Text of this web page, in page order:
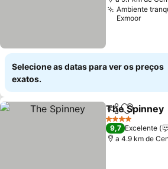
Ambiente
Exmoor
Selecione as datas para ver os preços
exatos.
Partilhar
The Spinney
4 Estrelas
9,7 Excelente
a 4.9 km de